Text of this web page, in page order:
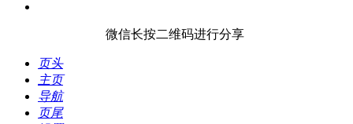
微信长按二维码进行分享
页头
主页
导航
页尾